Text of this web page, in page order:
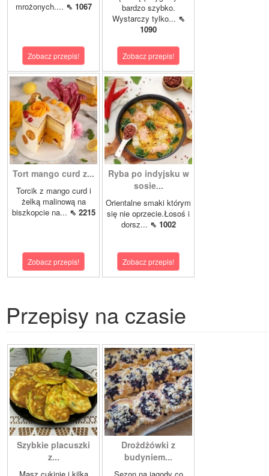
mrożonych.... ⇖ 1067
Zobacz przepis!
bardzo szybko.
Wystarczy tylko... ⇖
1090
Zobacz przepis!
Tort mango curd z...
Torcik z mango curd i
żelką malinową na
biszkopcie na... ⇖ 2215
Zobacz przepis!
Ryba po indyjsku w
sosie...
Orientalne smaki którym
się nie oprzecie.Łosoś i
dorsz... ⇖ 1002
Zobacz przepis!
Przepisy na czasie
Szybkie placuszki
z...
Drożdżówki z
budyniem...